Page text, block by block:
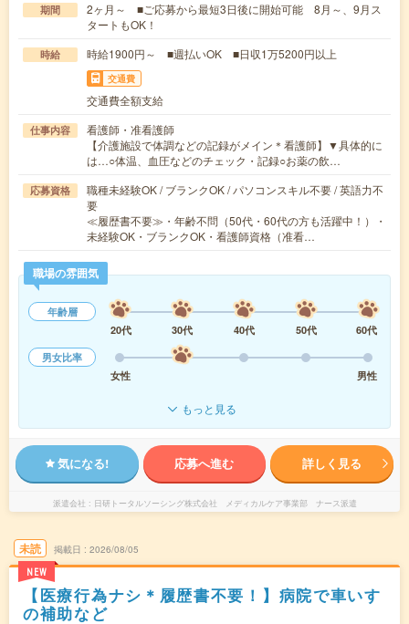
期間
2ヶ月～ ■ご応募から最短3日後に開始可能 8月～、9月ス
タートもOK！
時給 時給1900円～ ■週払いOK ■日収1万5200円以上
交通費
交通費全額支給
仕事内容
看護師・准看護師
【介護施設で体調などの記録がメイン＊看護師】▼具体的に
は…○体温、血圧などのチェック・記録○お薬の飲…
応募資格
職種未経験OK / ブランクOK / パソコンスキル不要 / 英語力不
要
≪履歴書不要≫・年齢不問（50代・60代の方も活躍中！）・
未経験OK・ブランクOK・看護師資格（准看…
職場の雰囲気
年齢層
20代
30代 40代 50代
60代
男女比率
女性
男性
もっと見る
気になる! 応募へ進む 詳しく見る
派遣会社 日研トータルソーシング株式会社 メディカルケア事業部 ナース派遣
未読
NEW
掲載日 2026/08/05
【医療行為ナシ＊履歴書不要！】病院で車いす
の補助など